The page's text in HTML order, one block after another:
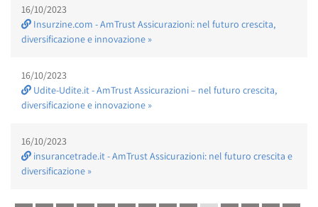
16/10/2023
Insurzine.com - AmTrust Assicurazioni: nel futuro crescita,
diversificazione e innovazione »
16/10/2023
Udite-Udite.it - AmTrust Assicurazioni – nel futuro crescita,
diversificazione e innovazione »
16/10/2023
insurancetrade.it - AmTrust Assicurazioni: nel futuro crescita e
diversificazione »